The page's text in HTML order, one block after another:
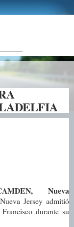
Nueva
Jersey admitió
durante su